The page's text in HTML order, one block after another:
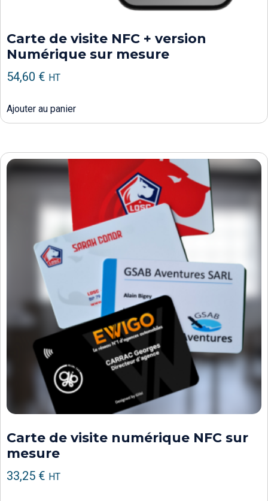
Carte de visite NFC + version
Numérique sur mesure
54,60 € HT
Ajouter au panier
Carte de visite numérique NFC sur
mesure
33,25 € HT